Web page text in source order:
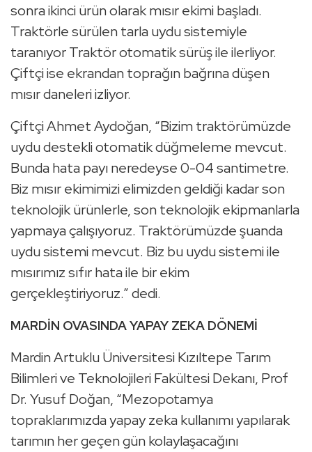
sonra ikinci ürün olarak mısır ekimi başladı.
Traktörle sürülen tarla uydu sistemiyle
taranıyor Traktör otomatik sürüş ile ilerliyor.
Çiftçi ise ekrandan toprağın bağrına düşen
mısır daneleri izliyor.
Çiftçi Ahmet Aydoğan, “Bizim traktörümüzde
uydu destekli otomatik düğmeleme mevcut.
Bunda hata payı neredeyse 0-04 santimetre.
Biz mısır ekimimizi elimizden geldiği kadar son
teknolojik ürünlerle, son teknolojik ekipmanlarla
yapmaya çalışıyoruz. Traktörümüzde şuanda
uydu sistemi mevcut. Biz bu uydu sistemi ile
mısırımız sıfır hata ile bir ekim
gerçekleştiriyoruz.” dedi.
MARDİN OVASINDA YAPAY ZEKA DÖNEMİ
Mardin Artuklu Üniversitesi Kızıltepe Tarım
Bilimleri ve Teknolojileri Fakültesi Dekanı, Prof
Dr. Yusuf Doğan, “Mezopotamya
topraklarımızda yapay zeka kullanımı yapılarak
tarımın her geçen gün kolaylaşacağını